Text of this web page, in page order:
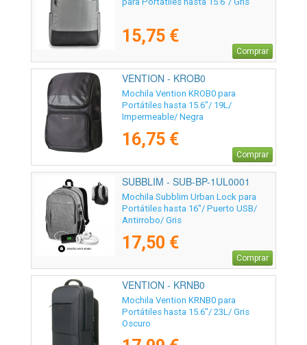
15,75 €
Comprar
VENTION - KROB0
Mochila Vention KROB0 para
Portátiles hasta 15.6"/ 19L/
Impermeable/ Negra
16,75 €
Comprar
SUBBLIM - SUB-BP-1UL0001
Mochila Subblim Urban Lock para
Portátiles hasta 16"/ Puerto USB/
Antirrobo/ Gris
17,50 €
Comprar
VENTION - KRNB0
Mochila Vention KRNB0 para
Portátiles hasta 15.6"/ 23L/ Gris
Oscuro